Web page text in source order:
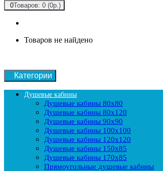
0Товаров: 0 (0р.)
Товаров не найдено
Категории
Душевые кабины
Душевые кабины 80x80
Душевые кабины 80x120
Душевые кабины 90х90
Душевые кабины 100x100
Душевые кабины 120x120
Душевые кабины 150x85
Душевые кабины 170x85
Прямоугольные душевые кабины